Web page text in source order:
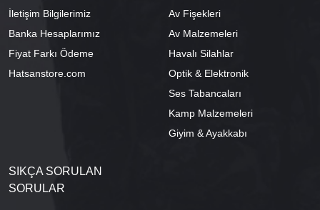
İletişim Bilgilerimiz
Banka Hesaplarımız
Fiyat Farkı Ödeme
Hatsanstore.com
Av Fişekleri
Av Malzemeleri
Havalı Silahlar
Optik & Elektronik
Ses Tabancaları
Kamp Malzemeleri
Giyim & Ayakkabı
SIKÇA SORULAN
SORULAR